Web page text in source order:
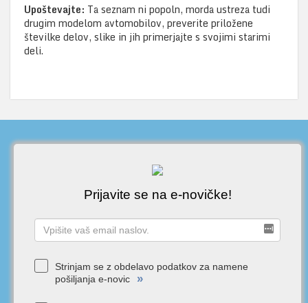
​Upoštevajte: Ta seznam ni popoln, morda ustreza tudi
drugim modelom avtomobilov, preverite priložene
številke delov, slike in jih primerjajte s svojimi starimi
deli.
Prijavite se na e-novičke!
Strinjam se z obdelavo podatkov za namene
pošiljanja e-novic
»